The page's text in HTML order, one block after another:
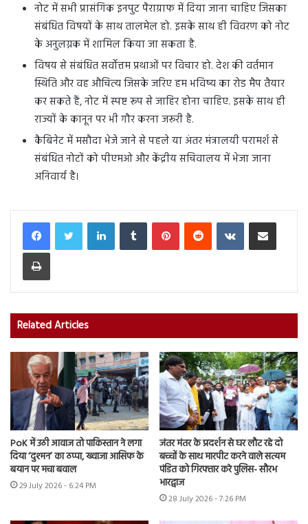
नोट में सभी प्रासंगिक इनपुट पैराग्राफ में दिया जाना चाहिए जिसका
संबंधित विषयों के साथ तालमेल हो. इसके साथ ही विवरण को नोट
के अनुलग्नक में शामिल किया जा सकता है.
विषय से संबंधित सर्वोत्तम प्रथाओं पर विचार हो. देश की वर्तमान
स्थिति और वह औचित्य जिसके जरिए हम भविष्य का रोड मैप तैयार
कर सकते हैं, नोट में स्पष्ट रूप से जाहिर होना चाहिए. इसके साथ ही
राज्यों के कानून पर भी गौर करना जरूरी है.
कैबिनेट में मसौदा भेजे जाने से पहले या अंतर मंत्रालयी परामर्श से
संबंधित नोटों को पीएमओ और केंद्रीय सचिवालय में भेजा जाना
अनिवार्य है।
LinkedInTumblr PinterestReddit VKontakteShare via Email
Print
Related Articles
PoK में उठी आवाज तो पाकिस्तान ने लगा
दिया ‘दुश्मन’ का ठप्पा, ख्वाजा आसिफ के
बयान पर मचा बवाल
29 July 2026 - 6:24 PM
जंतर मंतर के प्रदर्शन से घर लौट रहे दो
बच्चों के साथ मारपीट करने वाले सत्यम
पंडित को गिरफ्तार करे पुलिस- सौरभ
भारद्वाज
28 July 2026 - 7:26 PM